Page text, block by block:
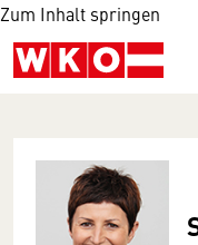
Zum Inhalt springen